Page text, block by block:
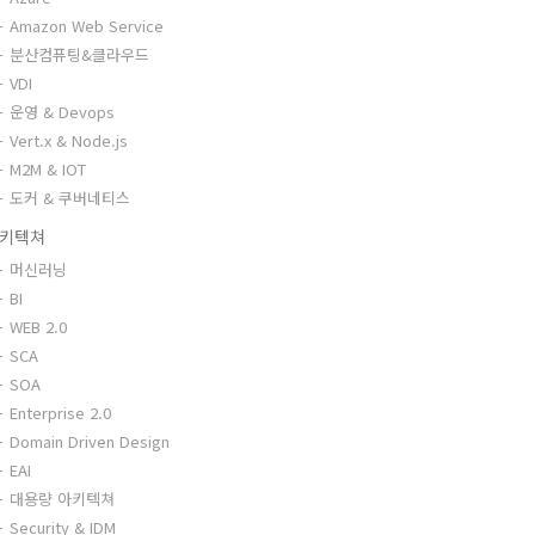
Amazon Web Service
분산컴퓨팅&클라우드
VDI
운영 & Devops
Vert.x & Node.js
M2M & IOT
도커 & 쿠버네티스
텍쳐
머신러닝
BI
WEB 2.0
SCA
SOA
Enterprise 2.0
Domain Driven Design
EAI
대용량 아키텍쳐
Security & IDM